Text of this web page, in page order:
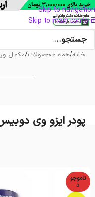
Skip to navigation
Skip to main content
خانه/همه محصولات/مکمل
پودر ایزو وی دوبیس 1500
ناموجو
د